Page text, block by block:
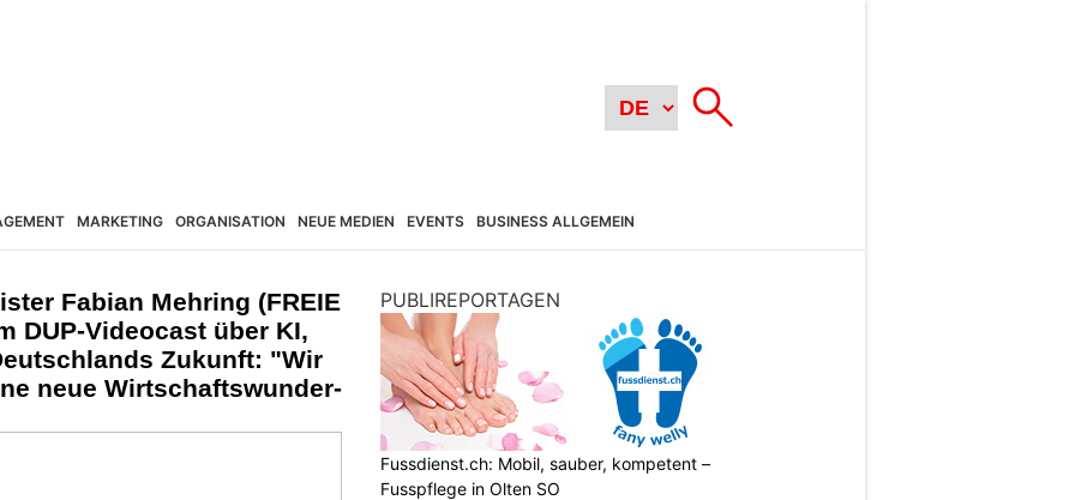
MARKETING ORGANISATION NEUE MEDIEN EVENTS BUSINESS ALLGEMEIN
Fabian Mehring (FREIE
DUP-Videocast über KI,
Zukunft: "Wir
neue Wirtschaftswunder-
PUBLIREPORTAGEN
Fussdienst.ch: Mobil, sauber, kompetent –
Fusspflege in Olten SO